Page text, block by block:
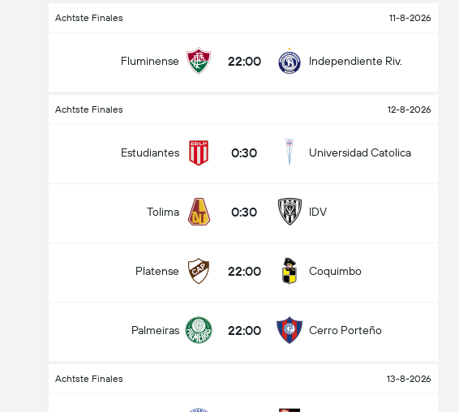
Achtste Finales 11-8-2026
Fluminense 22:00 Independiente Riv.
Achtste Finales 12-8-2026
Estudiantes 0:30 Universidad Catolica
Tolima 0:30 IDV
Platense 22:00 Coquimbo
Palmeiras 22:00 Cerro Porteño
Achtste Finales 13-8-2026